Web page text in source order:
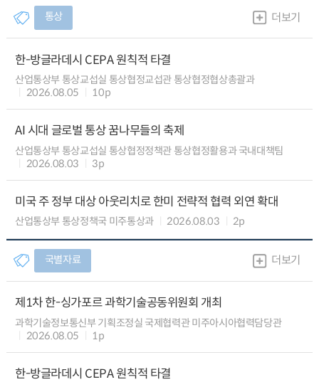
통상 더보기
한-방글라데시 CEPA 원칙적 타결
산업통상부 통상교섭실 통상협정교섭관 통상협정협상총괄과
2026.08.05
10p
AI 시대 글로벌 통상 꿈나무들의 축제
산업통상부 통상교섭실 통상협정정책관 통상협정활용과 국내대책팀
2026.08.03
3p
미국 주 정부 대상 아웃리치로 한미 전략적 협력 외연 확대
산업통상부 통상정책국 미주통상과 2026.08.03 2p
국별자료 더보기
제1차 한-싱가포르 과학기술공동위원회 개최
과학기술정보통신부 기획조정실 국제협력관 미주아시아협력담당관
2026.08.05
1p
한-방글라데시 CEPA 원칙적 타결